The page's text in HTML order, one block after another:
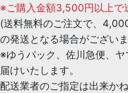
※ご購入金額3,500円以上で
(送料無料のご注文で、
の発送となる場合がござい
※ゆうパック、佐川急便、
届けいたします。
配送業者のご指定は出来かね